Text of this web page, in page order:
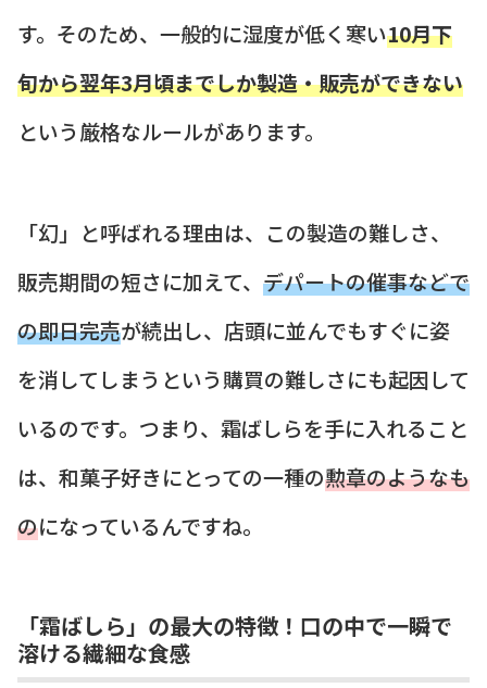
す。そのため、一般的に湿度が低く寒い10月下
旬から翌年3月頃までしか製造・販売ができない
という厳格なルールがあります。
「幻」と呼ばれる理由は、この製造の難しさ、
販売期間の短さに加えて、 デパートの催事などで
の即日完売が続出し、店頭に並んでもすぐに姿
を消してしまうという購買の難しさにも起因して
いるのです。つまり、霜ばしらを手に入れること
は、和菓子好きにとっての一種の勲章のようなも
のになっているんですね。
「霜ばしら」の最大の特徴！口の中で一瞬で
溶ける繊細な食感